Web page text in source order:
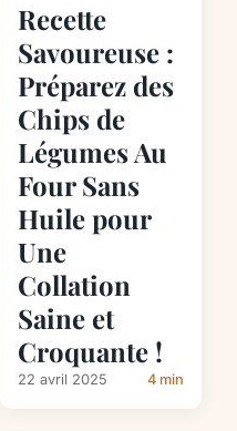
Recette
Savoureuse :
Préparez des
Chips de
Légumes Au
Four Sans
Huile pour
Une
Collation
Saine et
Croquante !
22 avril 2025 4 min